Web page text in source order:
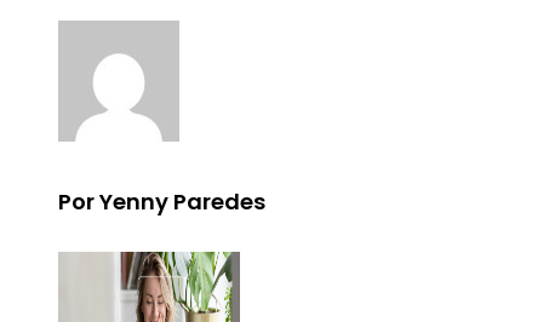
Por Yenny Paredes